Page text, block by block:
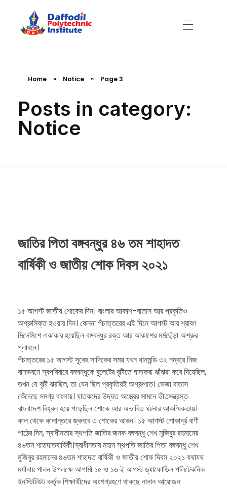
Home » Notice » Page 3
Posts in category:
Notice
জাতির পিতা বঙ্গবন্ধুর ৪৬ তম শাহাদত
বার্ষিকী ও জাতীয় শোক দিবস ২০২১
১৫ আগস্ট জাতীয় শোকের দিন। বাংলার আকাশ-বাতাস আর প্রকৃতিও
অশ্রুসিক্ত হওয়ার দিন। কেননা পঁচাত্তরের এই দিনে আগস্ট আর শ্রাবণ
মিলেমিশে একাকার হয়েছিল বঙ্গবন্ধুর রক্ত আর আকাশের মর্মছেঁড়া অশ্রুর
প্লাবনে।
পঁচাত্তরের ১৫ আগস্ট সুবেহ সাদিকের সময় যখন ধানমন্ডি ৩২ নম্বরে নিজ
বাসভবনে স্বপরিবারে বঙ্গবন্ধুকে বুলেটের বৃষ্টিতে ঘাতকরা ঝাঁঝরা করে দিয়েছিল,
তখন যে বৃষ্টি ঝরছিল, তা যেন ছিল প্রকৃতিরই অশ্রুপাত। ভেজা বাতাস
কেঁদেছে সমগ্র বাংলায়। ঘাতকদের উদ্যত অস্ত্রের সামনে ভীতসন্ত্রস্ত
বাংলাদেশ বিহ্বল হয়ে পড়েছিল শোকে আর অভাবিত ঘটনার আকস্মিকতায়।
কাল থেকে কালান্তরে জ্বলবে এ শোকের আগুন। ১৫ আগস্ট শোকার্দ্র বাণী
পাঠের দিন, স্বাধীনতার স্থপতি জাতির জনক বঙ্গবন্ধু শেখ মুজিবুর রহমানের
৪৬তম শাহাদাতবার্ষিকী।স্বাধীনতার মহান স্থপতি জাতির পিতা বঙ্গবন্ধু শেখ
মুজিবুর রহমানের ৪৬তম শাহাদত বার্ষিকী ও জাতীয় শোক দিবস ২০২১ যথাযথ
মর্যাদায় পালন উপলক্ষে আগামী ১৫ ও ১৬ ই আগস্ট ড্যাফোডিল পলিটেকনিক
ইনস্টিটিউট কর্তৃক শিক্ষার্থীদের অংশগ্রহণে থাকছে নানান আয়োজন